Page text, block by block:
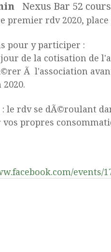
Nexus Bar 52
premier rdv 2020,
pour y participer :
de la cotisation de
Ã l'association
le rdv se dÃ©roulant
vos propres
events/